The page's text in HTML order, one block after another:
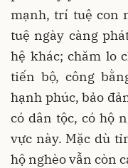
mạnh, trí tuệ con
tuệ ngày càng
hệ khác; chăm lo
tiến bộ, công
hạnh phúc, bảo
có dân tộc, có hộ
vực này. Mặc dù
hộ nghèo vẫn còn